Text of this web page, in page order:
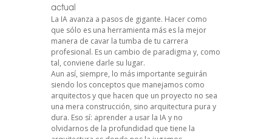
actual
La IA avanza a pasos de gigante. Hacer como
que sólo es una herramienta más es la mejor
manera de cavar la tumba de tu carrera
profesional. Es un cambio de paradigma y, como
tal, conviene darle su lugar.
Aun así, siempre, lo más importante seguirán
siendo los conceptos que manejamos como
arquitectos y que hacen que un proyecto no sea
una mera construcción, sino arquitectura pura y
dura. Eso sí: aprender a usar la IA y no
olvidarnos de la profundidad que tiene la